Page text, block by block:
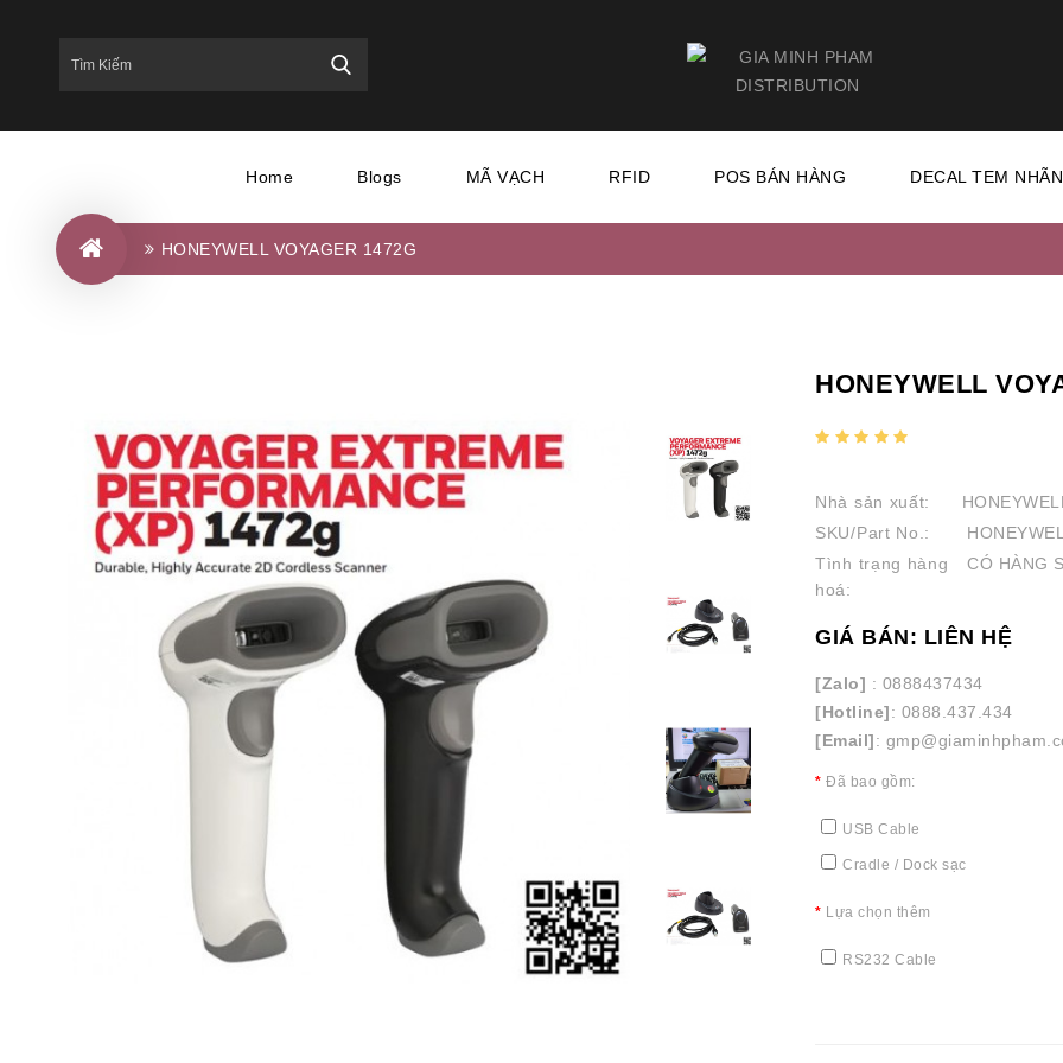
Home Blogs MÃ VẠCH RFID POS BÁN HÀNG DECAL TEM NHÃN
HONEYWELL VOYAGER 1472G
HONEYWELL
Nhà sản xuất:
HONEYWELL
SKU/Part No.:
Tình trạng hàng
hoá:
CÓ HÀNG
GIÁ BÁN: LIÊN HỆ
[Zalo] : 0888437434
[Hotline]: 0888.437.434
[Email]:
Đã bao gồm:
USB Cable
Cradle / Dock sạc
Lựa chọn thêm
RS232 Cable